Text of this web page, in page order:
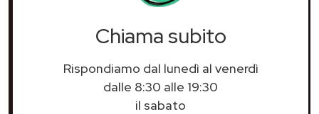
Chiama subito
Rispondiamo dal lunedì al venerdì
dalle 8:30 alle 19:30
il sabato